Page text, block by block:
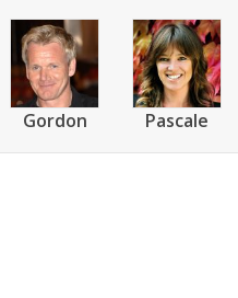
Gordon Pascale